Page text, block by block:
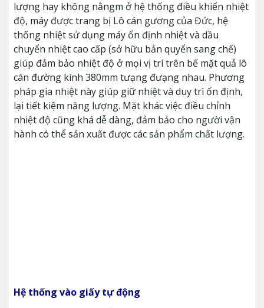
lượng hay không nằngm ở hệ thống điều khiển nhiệt
độ, máy được trang bị Lô cán gương của Đức, hệ
thống nhiệt sử dụng máy ổn định nhiệt và dầu
chuyển nhiệt cao cấp (sở hữu bản quyển sang chế)
giúp đảm bảo nhiệt độ ở mọi vị trí trên bế mặt quả lô
cán đường kính 380mm tưạng đưạng nhau. Phương
pháp gia nhiệt này giúp giữ nhiệt và duy trì ổn định,
lại tiết kiệm năng lượng. Mặt khác việc điều chỉnh
nhiệt độ cũng khá dễ dàng, đảm bảo cho người vận
hành có thể sản xuất được các sản phẩm chất lượng.
Hệ thống vào giấy tự động